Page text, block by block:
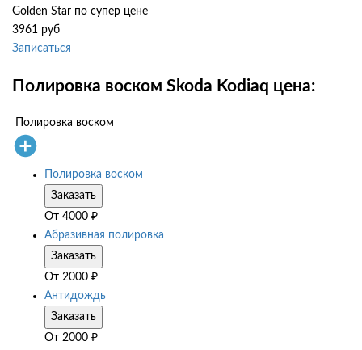
Golden Star по супер цене
3961 руб
Записаться
Полировка воском Skoda Kodiaq цена:
Полировка воском
Полировка воском
Заказать
От 4000 ₽
Абразивная полировка
Заказать
От 2000 ₽
Антидождь
Заказать
От 2000 ₽